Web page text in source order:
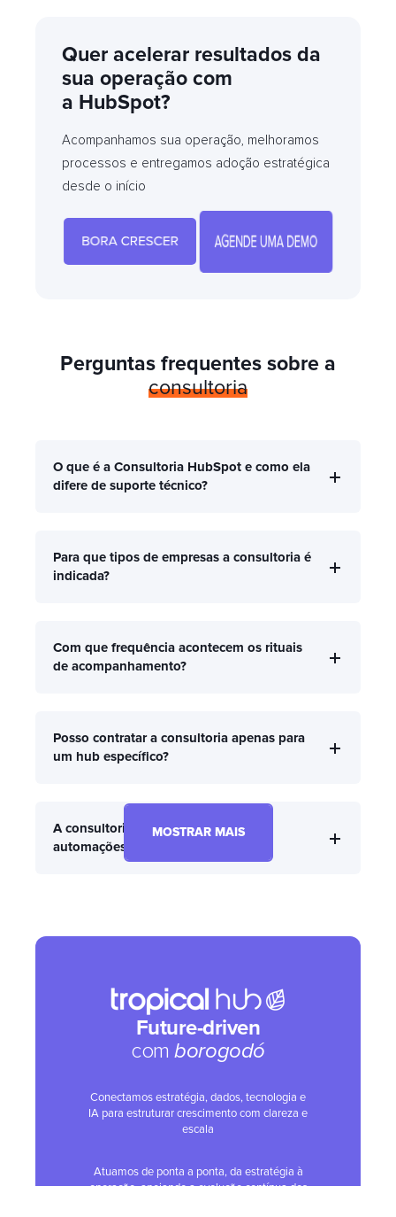
Quer acelerar resultados da
sua operação com
a HubSpot?
Acompanhamos sua operação, melhoramos
processos e entregamos adoção estratégica
desde o início
Perguntas frequentes sobre a
consultoria
O que é a Consultoria HubSpot e como ela
difere de suporte técnico?
Para que tipos de empresas a consultoria é
indicada?
Com que frequência acontecem os rituais
de acompanhamento?
Posso contratar a consultoria apenas para
um hub específico?
A consultoria inclui ajustes em
automações e fluxos existentes?
de dados?
Como minha equipe recebe suporte
funcional e treinamento?
Existe contrato mínimo ou posso contratar
por ciclos flexíveis?
MOSTRAR MAIS
Future-driven
comborogodó
Conectamos estratégia, dados, tecnologia e
IA para estruturar crescimento com clareza e
escala
Atuamos de ponta a ponta, da estratégia à
operação, apoiando a evolução contínua dos